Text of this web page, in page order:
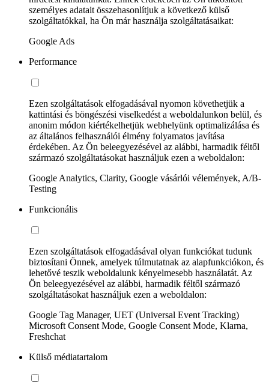
személyes adatait összehasonlítjuk a következő külső
szolgáltatókkal, ha Ön már használja szolgáltatásaikat:
Google Ads
Performance
Ezen szolgáltatások elfogadásával nyomon követhetjük a
kattintási és böngészési viselkedést a weboldalunkon belül, és
anonim módon kiértékelhetjük webhelyünk optimalizálása és
az általános felhasználói élmény folyamatos javítása
érdekében. Az Ön beleegyezésével az alábbi, harmadik féltől
származó szolgáltatásokat használjuk ezen a weboldalon:
Google Analytics, Clarity, Google vásárlói vélemények, A/B-
Testing
Funkcionális
Ezen szolgáltatások elfogadásával olyan funkciókat tudunk
biztosítani Önnek, amelyek túlmutatnak az alapfunkciókon, és
lehetővé teszik weboldalunk kényelmesebb használatát. Az
Ön beleegyezésével az alábbi, harmadik féltől származó
szolgáltatásokat használjuk ezen a weboldalon:
Google Tag Manager, UET (Universal Event Tracking)
Microsoft Consent Mode, Google Consent Mode, Klarna,
Freshchat
Külső médiatartalom